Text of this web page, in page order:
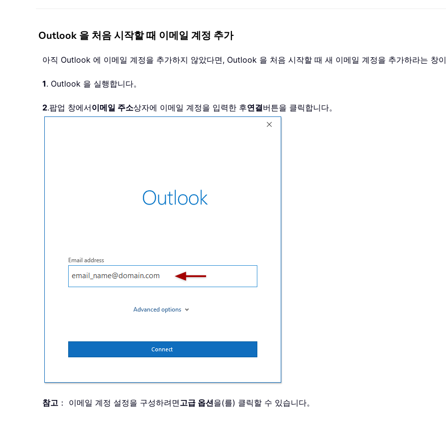
Outlook 을 처음 시작할 때 이메일 계정 추가
아직 Outlook 에 이메일 계정을 추가하지 않았다면, Outlook 을 처음 시작할 때 새 이메일 계정을 추가하라는 창이
1. Outlook 을 실행합니다。
2.팝업 창에서이메일 주소상자에 이메일 계정을 입력한 후연결버튼을 클릭합니다。
참고 ： 이메일 계정 설정을 구성하려면고급 옵션을(를) 클릭할 수 있습니다。